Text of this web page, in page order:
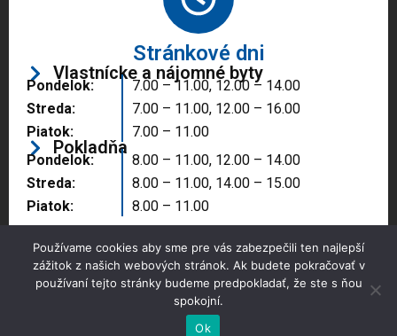
Stránkové dni
Vlastnícke a nájomné byty
Pondelok:
Streda:
Piatok:
7.00 – 11.00, 12.00 – 14.00
7.00 – 11.00, 12.00 – 16.00
7.00 – 11.00
Pokladňa
Pondelok:
Streda:
Piatok:
8.00 – 11.00, 12.00 – 14.00
8.00 – 11.00, 14.00 – 15.00
8.00 – 11.00
Copyright © 2025 Správa majetku mesta, n.o.,
Partizánske
Používame cookies aby sme pre vás zabezpečili ten najlepší
zážitok z našich webových stránok. Ak budete pokračovať v
používaní tejto stránky budeme predpokladať, že ste s ňou
spokojní.
Ok